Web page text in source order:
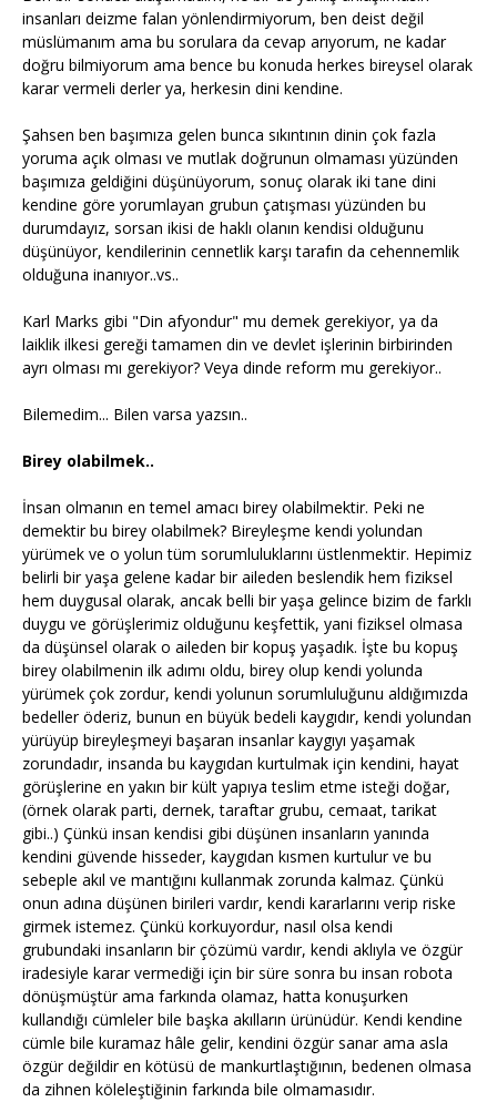
insanları deizme falan yönlendirmiyorum, ben deist değil
müslümanım ama bu sorulara da cevap arıyorum, ne kadar
doğru bilmiyorum ama bence bu konuda herkes bireysel olarak
karar vermeli derler ya, herkesin dini kendine.
Şahsen ben başımıza gelen bunca sıkıntının dinin çok fazla
yoruma açık olması ve mutlak doğrunun olmaması yüzünden
başımıza geldiğini düşünüyorum, sonuç olarak iki tane dini
kendine göre yorumlayan grubun çatışması yüzünden bu
durumdayız, sorsan ikisi de haklı olanın kendisi olduğunu
düşünüyor, kendilerinin cennetlik karşı tarafın da cehennemlik
olduğuna inanıyor..vs..
Karl Marks gibi "Din afyondur" mu demek gerekiyor, ya da
laiklik ilkesi gereği tamamen din ve devlet işlerinin birbirinden
ayrı olması mı gerekiyor? Veya dinde reform mu gerekiyor..
Bilemedim... Bilen varsa yazsın..
Birey olabilmek..
İnsan olmanın en temel amacı birey olabilmektir. Peki ne
demektir bu birey olabilmek? Bireyleşme kendi yolundan
yürümek ve o yolun tüm sorumluluklarını üstlenmektir. Hepimiz
belirli bir yaşa gelene kadar bir aileden beslendik hem fiziksel
hem duygusal olarak, ancak belli bir yaşa gelince bizim de farklı
duygu ve görüşlerimiz olduğunu keşfettik, yani fiziksel olmasa
da düşünsel olarak o aileden bir kopuş yaşadık. İşte bu kopuş
birey olabilmenin ilk adımı oldu, birey olup kendi yolunda
yürümek çok zordur, kendi yolunun sorumluluğunu aldığımızda
bedeller öderiz, bunun en büyük bedeli kaygıdır, kendi yolundan
yürüyüp bireyleşmeyi başaran insanlar kaygıyı yaşamak
zorundadır, insanda bu kaygıdan kurtulmak için kendini, hayat
görüşlerine en yakın bir kült yapıya teslim etme isteği doğar,
(örnek olarak parti, dernek, taraftar grubu, cemaat, tarikat
gibi..) Çünkü insan kendisi gibi düşünen insanların yanında
kendini güvende hisseder, kaygıdan kısmen kurtulur ve bu
sebeple akıl ve mantığını kullanmak zorunda kalmaz. Çünkü
onun adına düşünen birileri vardır, kendi kararlarını verip riske
girmek istemez. Çünkü korkuyordur, nasıl olsa kendi
grubundaki insanların bir çözümü vardır, kendi aklıyla ve özgür
iradesiyle karar vermediği için bir süre sonra bu insan robota
dönüşmüştür ama farkında olamaz, hatta konuşurken
kullandığı cümleler bile başka akılların ürünüdür. Kendi kendine
cümle bile kuramaz hâle gelir, kendini özgür sanar ama asla
özgür değildir en kötüsü de mankurtlaştığının, bedenen olmasa
da zihnen köleleştiğinin farkında bile olmamasıdır.